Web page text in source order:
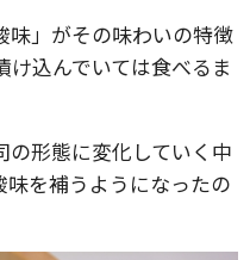
味」がその味わいの特徴
込んでいては食べるま
の形態に変化していく中
を補うようになったの